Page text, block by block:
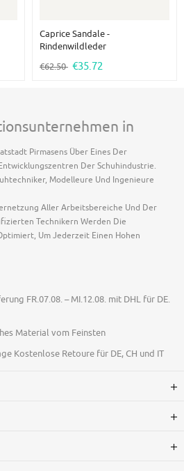
Caprice Sandale -
Rindenwildleder
€62.50 €35.72
in
Pirmasens Über Eines Der
Der Schuhindustrie.
Modelleure Und Ingenieure
Aller Arbeitsbereiche Und Der
Technikern Werden Die
Um Jederzeit Einen Hohen
FR.07.08. – MI.12.08. mit DHL für DE.
Material vom Feinsten
Kostenlose Retoure für DE, CH und IT